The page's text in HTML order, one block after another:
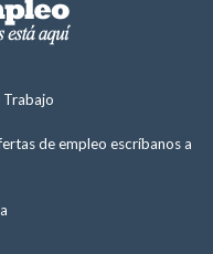
Trabajo
de empleo escríbanos a